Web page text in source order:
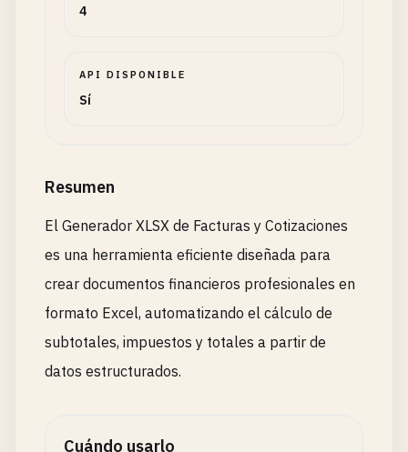
4
API DISPONIBLE
Sí
Resumen
El Generador XLSX de Facturas y Cotizaciones
es una herramienta eficiente diseñada para
crear documentos financieros profesionales en
formato Excel, automatizando el cálculo de
subtotales, impuestos y totales a partir de
datos estructurados.
Cuándo usarlo